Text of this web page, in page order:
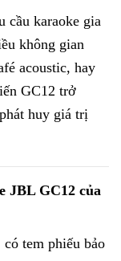
cầu karaoke gia
không gian
acoustic, hay
GC12 trở
huy giá trị
JBL GC12 của
tem phiếu bảo